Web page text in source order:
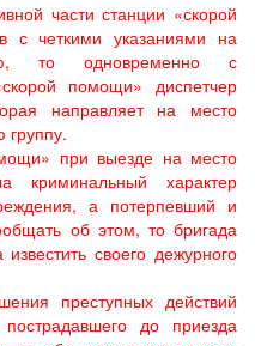
части станции «скорой
с четкими указаниями на
то одновременно с
помощи» диспетчер
направляет на место
группу.
при выезде на место
криминальный характер
а потерпевший и
об этом, то бригада
своего дежурного
преступных действий
до приезда